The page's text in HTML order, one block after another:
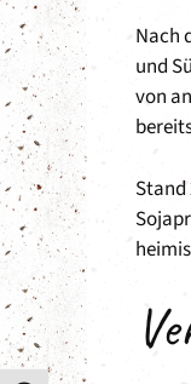
Nach
und
von